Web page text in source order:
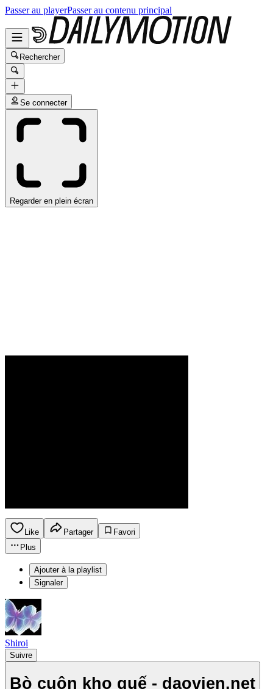
Passer au playerPasser au contenu principal
Rechercher
Se connecter
Regarder en plein écran
Like Partager
Favori
Plus
Ajouter à la playlist
Signaler
Shiroi
Suivre
Bò cuộn kho quế - daovien.net